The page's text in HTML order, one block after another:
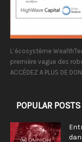
L’écosystème
première vague des
ACCÉDEZ A PLUS DE
POPULAR POSTS